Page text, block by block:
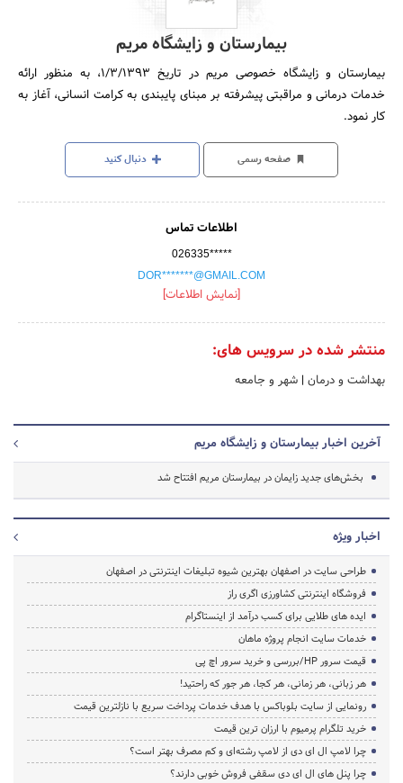
بیمارستان و زایشگاه مریم
بیمارستان و زایشگاه خصوصی مریم در تاریخ 1/3/1393، به منظور ارائه
خدمات درمانی و مراقبتی پیشرفته بر مبنای پایبندی به کرامت انسانی، آغاز به
کار نمود.
صفحه رسمی دنبال کنید
اطلاعات تماس
026335*****
DOR*******@GMAIL.COM
[نمایش اطلاعات]
منتشر شده در سرویس های:
بهداشت و درمان | شهر و جامعه
آخرین اخبار بیمارستان و زایشگاه مریم
بخش‌های جدید زایمان در بیمارستان مریم افتتاح شد
اخبار ویژه
طراحی سایت در اصفهان بهترین شیوه تبلیغات اینترنتی در اصفهان
فروشگاه اینترنتی کشاورزی اگری راز
ایده های طلایی برای کسب درآمد از اینستاگرام
خدمات سایت انجام پروژه ماهان
قیمت سرور HP/بررسی و خرید سرور اچ پی
هر زبانی، هر زمانی، هر کجا، هر جور که راحتید!
رونمایی از سایت بلوباکس با هدف خدمات پرداخت سریع با نازلترین قیمت
خرید تلگرام پرمیوم با ارزان ترین قیمت
چرا لامپ ال ای دی از لامپ رشته‌ای و کم مصرف بهتر است؟
چرا پنل های ال ای دی سقفی فروش خوبی دارند؟